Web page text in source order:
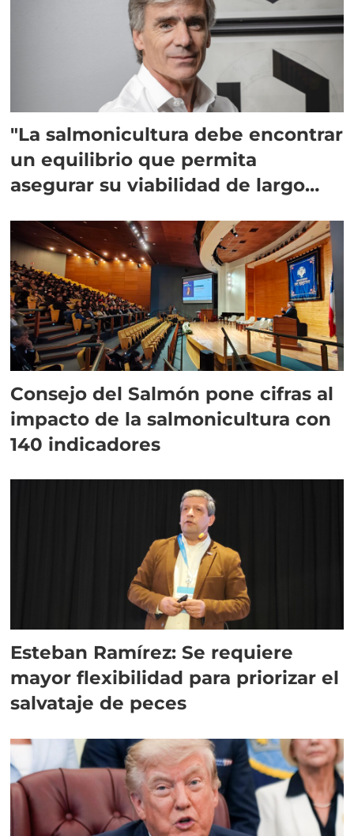
"La salmonicultura debe encontrar
un equilibrio que permita
asegurar su viabilidad de largo
Consejo del Salmón pone cifras al
impacto de la salmonicultura con
140 indicadores
Esteban Ramírez: Se requiere
mayor flexibilidad para priorizar el
salvataje de peces